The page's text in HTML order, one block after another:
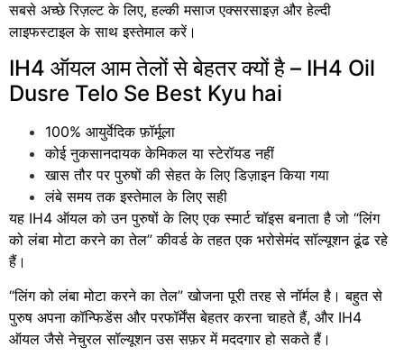
सबसे अच्छे रिज़ल्ट के लिए, हल्की मसाज एक्सरसाइज़ और हेल्दी
लाइफस्टाइल के साथ इस्तेमाल करें।
IH4 ऑयल आम तेलों से बेहतर क्यों है – IH4 Oil
Dusre Telo Se Best Kyu hai
100% आयुर्वेदिक फ़ॉर्मूला
कोई नुकसानदायक केमिकल या स्टेरॉयड नहीं
खास तौर पर पुरुषों की सेहत के लिए डिज़ाइन किया गया
लंबे समय तक इस्तेमाल के लिए सही
यह IH4 ऑयल को उन पुरुषों के लिए एक स्मार्ट चॉइस बनाता है जो “लिंग
को लंबा मोटा करने का तेल” कीवर्ड के तहत एक भरोसेमंद सॉल्यूशन ढूंढ रहे
हैं।
“लिंग को लंबा मोटा करने का तेल” खोजना पूरी तरह से नॉर्मल है। बहुत से
पुरुष अपना कॉन्फिडेंस और परफॉर्मेंस बेहतर करना चाहते हैं, और IH4
ऑयल जैसे नेचुरल सॉल्यूशन उस सफ़र में मददगार हो सकते हैं।